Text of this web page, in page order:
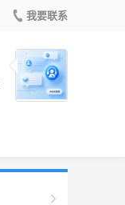
我要联系